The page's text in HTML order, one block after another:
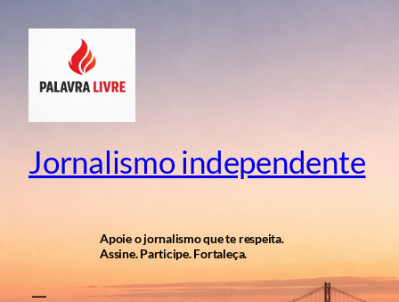
conteúdo
Jornalismo independente
Apoie o jornalismo que te respeita.
Assine. Participe. Fortaleça.